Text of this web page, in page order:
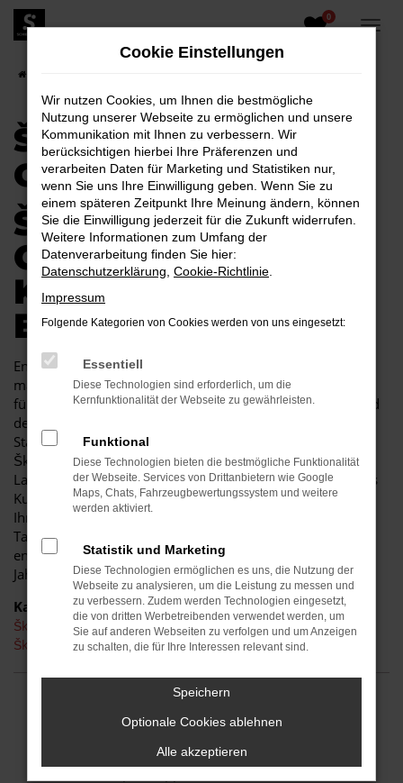
Zum
Hauptinhalt
0
ŠKODA SCALA FÜR
COTTBUS
ŠKODA SCALA FÜR
COTTBUS EINE
KOMBINATION, DIE
EINFACH PASST
Endlich angekommen: mit einem Škoda Scala in Cottbus
machen Sie alles richtig und sitzen im perfekten Fahrzeug
für diese Stadt. Einerseits sind Sie dank der Wendigkeit und
der sparsamen und effizienten Motoren perfekt auf den
Stadtverkehr von Cottbus eingerichtet, andererseits ist der
Škoda Scala jedoch auch für Fahrten auf Autobahn oder
Landstraße geeignet. Das vielseitige Modell erhalten Sie als
Kunde aus Cottbus im Autohaus Schiefelbein. Wir bieten
Ihnen den Škoda Scala sowohl als Neuwagen als auch als
Tageszulassung. Wer noch etwas mehr sparen möchte,
entscheidet sich für ein Gebrauchtfahrzeug oder einen
Jahreswagen.
Kategorie
Škoda Scala Gebrauchtwagen Cottbus
Škoda Scala Neuwagen Cottbus
FEHLER: NETWORK ERROR
Beim Laden ist ein Fehler aufgetreten.
Cookie Einstellungen
Wir nutzen Cookies, um Ihnen die bestmögliche
Nutzung unserer Webseite zu ermöglichen und unsere
Kommunikation mit Ihnen zu verbessern. Wir
berücksichtigen hierbei Ihre Präferenzen und
verarbeiten Daten für Marketing und Statistiken nur,
wenn Sie uns Ihre Einwilligung geben. Wenn Sie zu
einem späteren Zeitpunkt Ihre Meinung ändern, können
Sie die Einwilligung jederzeit für die Zukunft widerrufen.
Weitere Informationen zum Umfang der
Datenverarbeitung finden Sie hier:
Datenschutzerklärung Cookie-Richtlinie
Impressum
Folgende Kategorien von Cookies werden von uns eingesetzt:
Essentiell
Diese Technologien sind erforderlich, um die
Kernfunktionalität der Webseite zu gewährleisten.
Funktional
Diese Technologien bieten die bestmögliche Funktionalität
der Webseite. Services von Drittanbietern wie Google
Maps, Chats, Fahrzeugbewertungssystem und weitere
werden aktiviert.
Statistik und Marketing
Diese Technologien ermöglichen es uns, die Nutzung der
Webseite zu analysieren, um die Leistung zu messen und
zu verbessern. Zudem werden Technologien eingesetzt,
die von dritten Werbetreibenden verwendet werden, um
Sie auf anderen Webseiten zu verfolgen und um Anzeigen
zu schalten, die für Ihre Interessen relevant sind.
Speichern
Optionale Cookies ablehnen
Alle akzeptieren